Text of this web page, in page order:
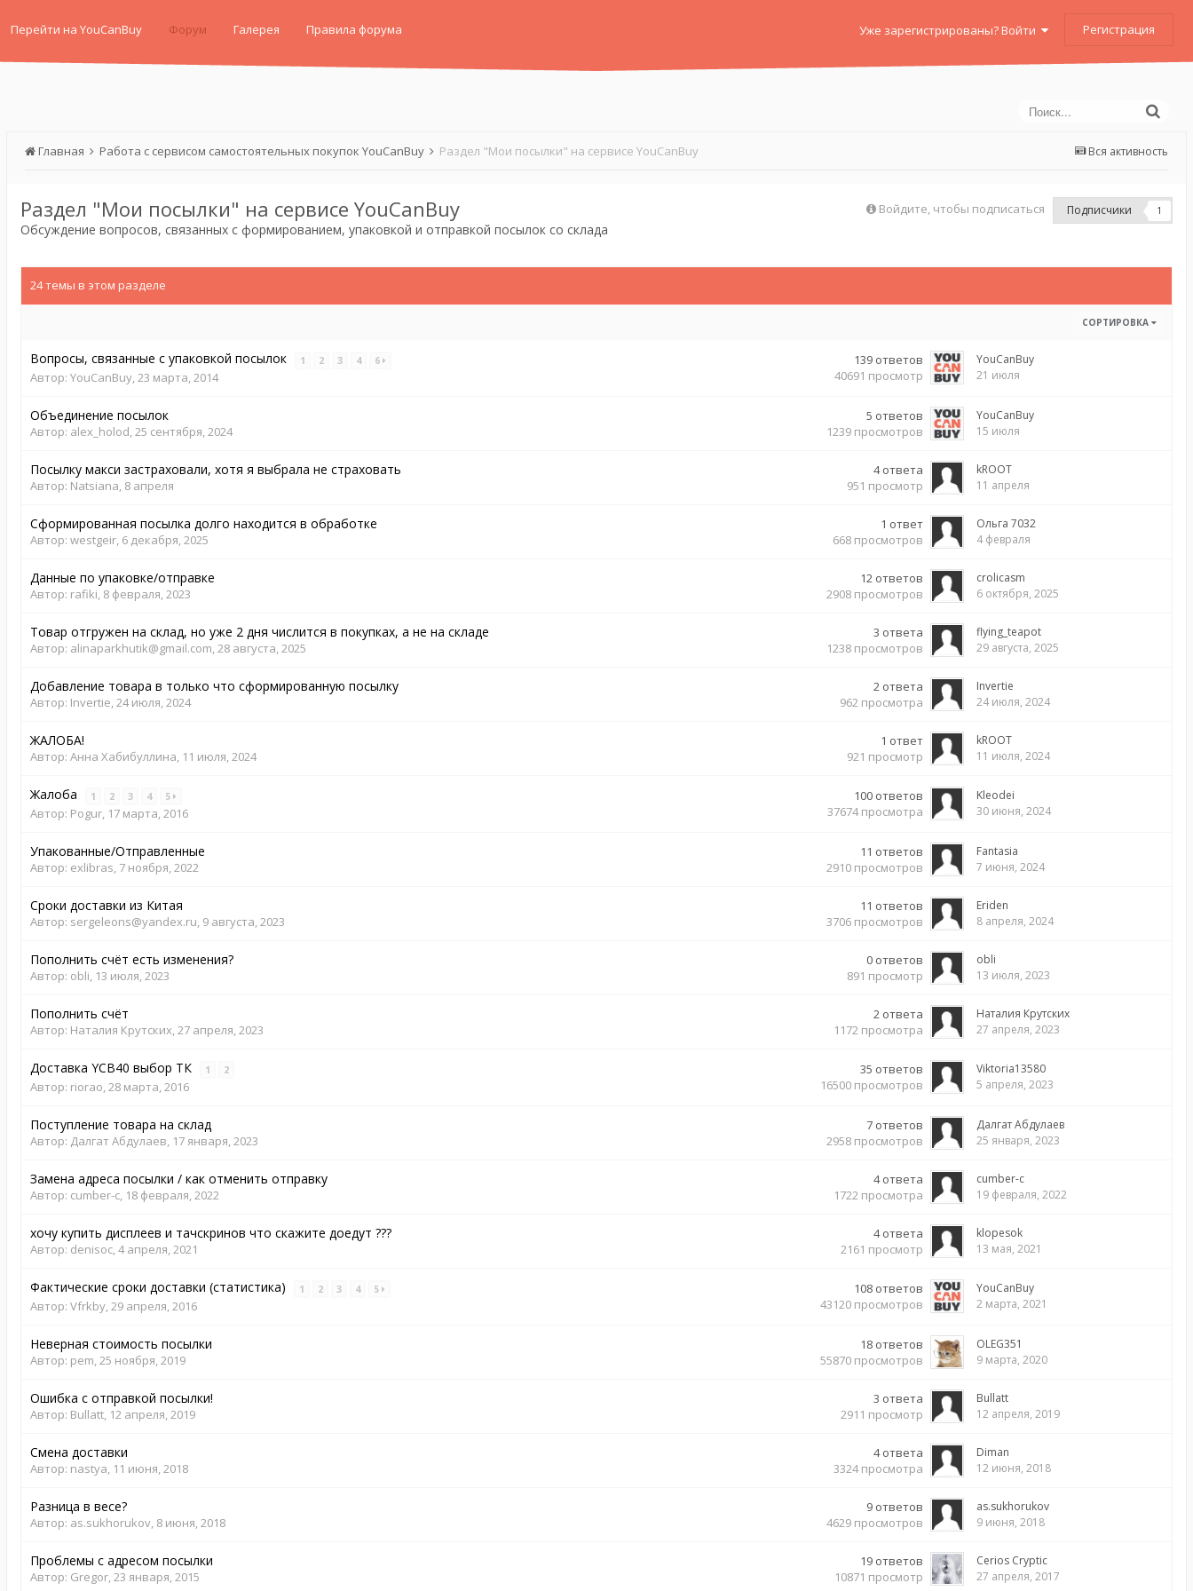
Перейти на YouCanBuy Форум Галерея Правила форума Уже зарегистрированы? Войти Регистрация
Вся активность
Главная Работа с сервисом самостоятельных покупок YouCanBuy Раздел "Мои посылки" на сервисе YouCanBuy
Раздел "Мои посылки" на сервисе YouCanBuy Войдите, чтобы подписаться Подписчики 1
Обсуждение вопросов, связанных с формированием, упаковкой и отправкой посылок со склада
24 темы в этом разделе
СОРТИРОВКА
Вопросы, связанные с упаковкой посылок 1 2 3 4 6
Автор: YouCanBuy,23 марта, 2014
139 ответов
40691 просмотр
YouCanBuy
21 июля
Объединение посылок
Автор: alex_holod,25 сентября, 2024
5 ответов
1239 просмотров
YouCanBuy
15 июля
Посылку макси застраховали, хотя я выбрала не страховать
Автор: Natsiana, 8 апреля
4 ответа
951 просмотр
kROOT
11 апреля
Сформированная посылка долго находится в обработке
Автор: westgeir, 6 декабря, 2025
1 ответ
668 просмотров
Ольга 7032
4 февраля
Данные по упаковке/отправке
Автор: rafiki, 8 февраля, 2023
12 ответов
2908 просмотров
crolicasm
6 октября, 2025
Товар отгружен на склад, но уже 2 дня числится в покупках, а не на складе
Автор: alinaparkhutik@gmail.com,28 августа, 2025
3 ответа
1238 просмотров
flying_teapot
29 августа, 2025
Добавление товара в только что сформированную посылку
Автор: Invertie,24 июля, 2024
2 ответа
962 просмотра
Invertie
24 июля, 2024
ЖАЛОБА!
Автор: Анна Хабибуллина, 11 июля, 2024
1 ответ
921 просмотр
kROOT
11 июля, 2024
Жалоба 1 2 3 4 5
Автор: Pogur, 17 марта, 2016
100 ответов
37674 просмотра
Kleodei
30 июня, 2024
Упакованные/Отправленные
Автор: exlibras, 7 ноября, 2022
11 ответов
2910 просмотров
Fantasia
7 июня, 2024
Сроки доставки из Китая
Автор: sergeleons@yandex.ru, 9 августа, 2023
11 ответов
3706 просмотров
Eriden
8 апреля, 2024
Пополнить счёт есть изменения?
Автор: obli, 13 июля, 2023
0 ответов
891 просмотр
obli
13 июля, 2023
Пополнить счёт
Автор: Наталия Крутских,27 апреля, 2023
2 ответа
1172 просмотра
Наталия Крутских
27 апреля, 2023
Доставка YCB40 выбор ТК 1 2
Автор: riorao,28 марта, 2016
35 ответов
16500 просмотров
Viktoria13580
5 апреля, 2023
Поступление товара на склад
Автор: Далгат Абдулаев, 17 января, 2023
7 ответов
2958 просмотров
Далгат Абдулаев
25 января, 2023
Замена адреса посылки / как отменить отправку
Автор: cumber-c, 18 февраля, 2022
4 ответа
1722 просмотра
cumber-c
19 февраля, 2022
хочу купить дисплеев и тачскринов что скажите доедут ???
Автор: denisoc,4 апреля, 2021
4 ответа
2161 просмотр
klopesok
13 мая, 2021
Фактические сроки доставки (статистика) 1 2 3 4 5
Автор: Vfrkby,29 апреля, 2016
108 ответов
43120 просмотров
YouCanBuy
2 марта, 2021
Неверная стоимость посылки
Автор: pem,25 ноября, 2019
18 ответов
55870 просмотров
OLEG351
9 марта, 2020
Ошибка с отправкой посылки!
Автор: Bullatt, 12 апреля, 2019
3 ответа
2911 просмотр
Bullatt
12 апреля, 2019
Смена доставки
Автор: nastya, 11 июня, 2018
4 ответа
3324 просмотра
Diman
12 июня, 2018
Разница в весе?
Автор: as.sukhorukov, 8 июня, 2018
9 ответов
4629 просмотров
as.sukhorukov
9 июня, 2018
Проблемы с адресом посылки
Автор: Gregor,23 января, 2015
19 ответов
10871 просмотр
Cerios Cryptic
27 апреля, 2017